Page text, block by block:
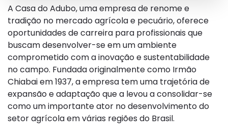
A Casa do Adubo, uma empresa de renome e
tradição no mercado agrícola e pecuário, oferece
oportunidades de carreira para profissionais que
buscam desenvolver-se em um ambiente
comprometido com a inovação e sustentabilidade
no campo. Fundada originalmente como Irmão
Chiabai em 1937, a empresa tem uma trajetória de
expansão e adaptação que a levou a consolidar-se
como um importante ator no desenvolvimento do
setor agrícola em várias regiões do Brasil.